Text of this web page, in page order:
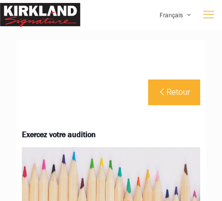
Français
Retour
Exercez votre audition